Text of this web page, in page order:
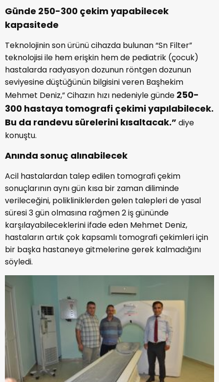
Günde 250-300 çekim yapabilecek
kapasitede
Teknolojinin son ürünü cihazda bulunan “Sn Filter”
teknolojisi ile hem erişkin hem de pediatrik (çocuk)
hastalarda radyasyon dozunun röntgen dozunun
seviyesine düştüğünün bilgisini veren Başhekim
Mehmet Deniz,” Cihazın hızı nedeniyle günde 250-
300 hastaya tomografi çekimi yapılabilecek.
Bu da randevu sürelerini kısaltacak.” diye
konuştu.
Anında sonuç alınabilecek
Acil hastalardan talep edilen tomografi çekim
sonuçlarının aynı gün kısa bir zaman diliminde
verileceğini, polikliniklerden gelen talepleri de yasal
süresi 3 gün olmasına rağmen 2 iş gününde
karşılayabileceklerini ifade eden Mehmet Deniz,
hastaların artık çok kapsamlı tomografi çekimleri için
bir başka hastaneye gitmelerine gerek kalmadığını
söyledi.